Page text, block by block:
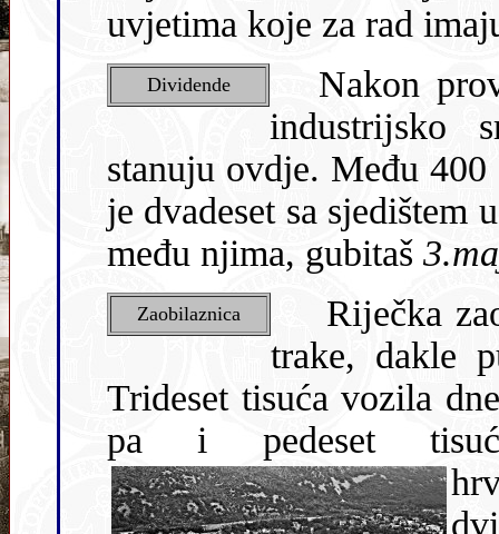
uvjetima koje za rad
Dividende
Nakon
industrĳsko
stanuju ovdje. Među
je dvadeset sa sjedištem
među njima, gubitaš
Zaobilaznica
Rĳečka
trake, dakle
Trideset tisuća vozila
pa i pedeset